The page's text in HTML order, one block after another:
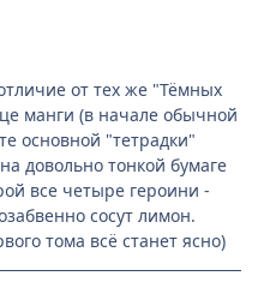
от тех же "Тёмных
манги (в начале обычной
основной "тетрадки"
довольно тонкой бумаге
все четыре героини -
сосут лимон.
тома всё станет ясно)